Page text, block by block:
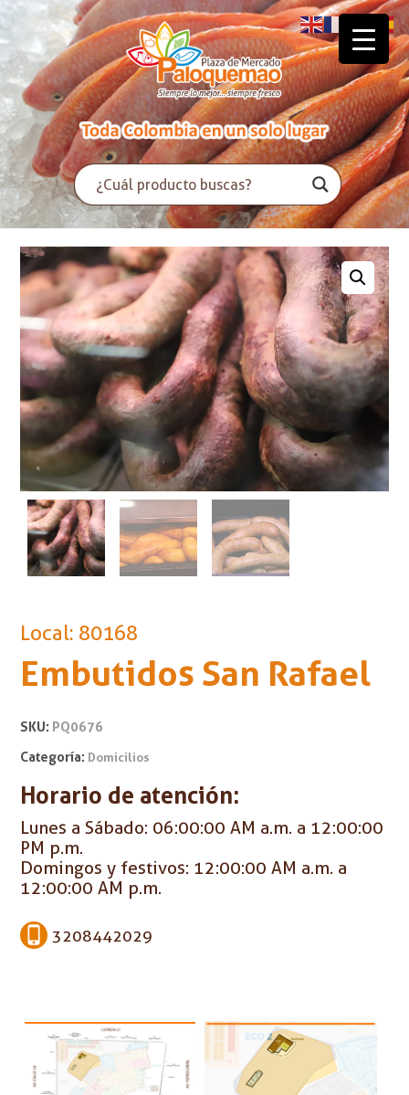
Local: 80168
Embutidos San Rafael
SKU: PQ0676
Categoría: Domicilios
Horario de atención:
Lunes a Sábado: 06:00:00 AM a.m. a 12:00:00
PM p.m.
Domingos y festivos: 12:00:00 AM a.m. a
12:00:00 AM p.m.
3208442029